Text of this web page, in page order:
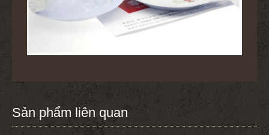
Sản phẩm liên quan